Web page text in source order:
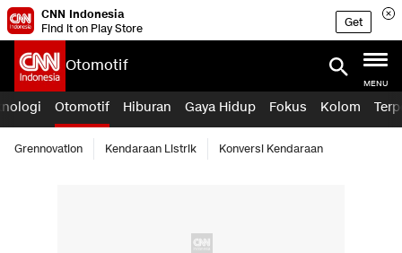
CNN Indonesia
Find it on Play Store
Get
Otomotif
MENU
Otomotif Hiburan Gaya Hidup Fokus Kolom
Grennovation Kendaraan Listrik Konversi Kendaraan